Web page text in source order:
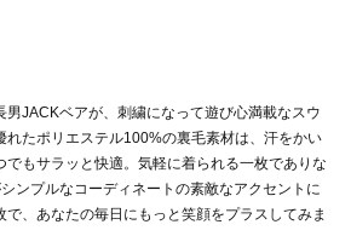
男JACKベアが、刺繍になって遊び心満載なスウ
れたポリエステル100%の裏毛素材は、汗をかい
でもサラッと快適。気軽に着られる一枚でありな
ンプルなコーディネートの素敵なアクセントに
、あなたの毎日にもっと笑顔をプラスしてみま